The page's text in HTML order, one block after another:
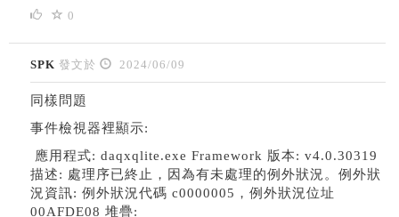
0
SPK 發文於 2024/06/09
同樣問題
事件檢視器裡顯示:
應用程式: daqxqlite.exe Framework 版本: v4.0.30319
描述: 處理序已終止，因為有未處理的例外狀況。例外狀
況資訊: 例外狀況代碼 c0000005，例外狀況位址
00AFDE08 堆疊: